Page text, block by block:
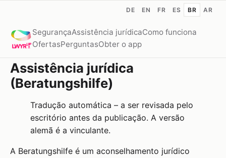
DE EN FR ES BR AR
SegurançaAssistência jurídicaComo funciona
OfertasPerguntasObter o app
Assistência jurídica
(Beratungshilfe)
Tradução automática – a ser revisada pelo
escritório antes da publicação. A versão
alemã é a vinculante.
A Beratungshilfe é um aconselhamento jurídico